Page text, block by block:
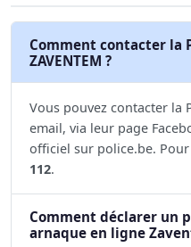
Comment contacter la
ZAVENTEM ?
Vous pouvez contacter la
email, via leur page
officiel sur police.be.
112.
Comment déclarer un
arnaque en ligne